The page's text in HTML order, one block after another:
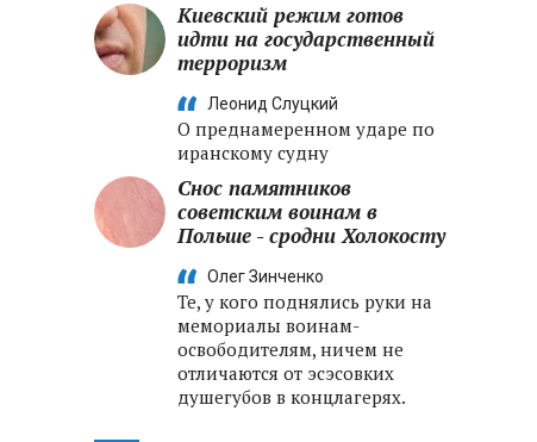
Киевский режим готов
идти на государственный
терроризм
Леонид Слуцкий
О преднамеренном ударе по
иранскому судну
Снос памятников
советским воинам в
Польше - сродни Холокосту
Олег Зинченко
Те, у кого поднялись руки на
мемориалы воинам-
освободителям, ничем не
отличаются от эсэсовких
душегубов в концлагерях.